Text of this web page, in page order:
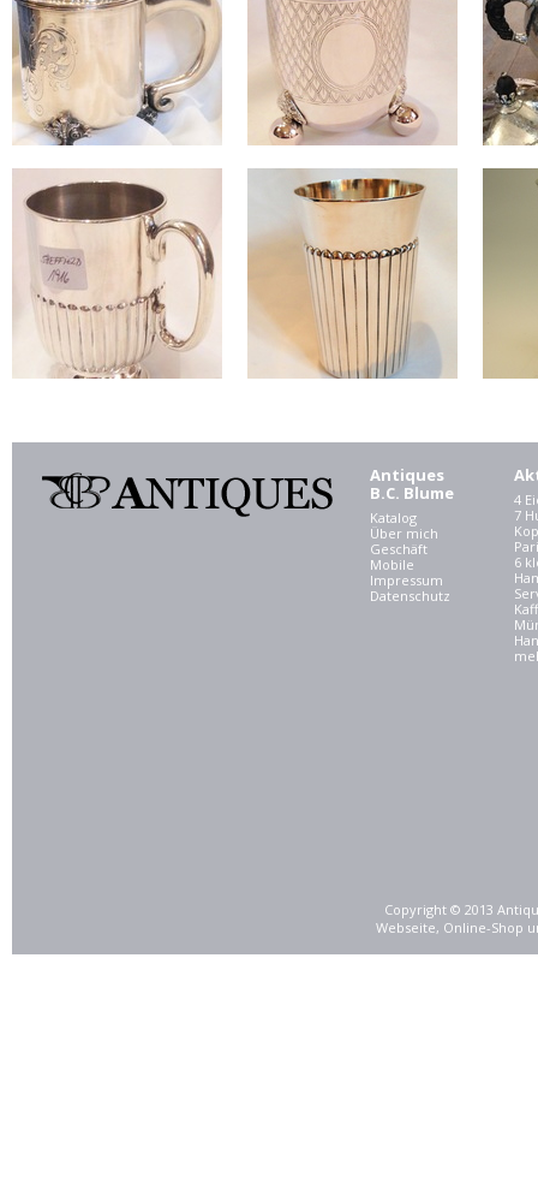
Antiques
B.C. Blume
Katalog
Über mich
Geschäft
Mobile
Impressum
Datenschutz
4
7
6
Copyright © 2013
Webseite, Online-Shop